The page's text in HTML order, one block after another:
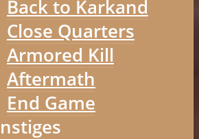
Back to Karkand
Close Quarters
Armored Kill
Aftermath
End Game